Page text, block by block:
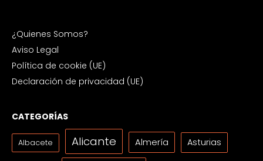
¿Quienes Somos?
Aviso Legal
Política de cookie (UE)
Declaración de privacidad (UE)
CATEGORÍAS
Albacete Alicante Almería Asturias